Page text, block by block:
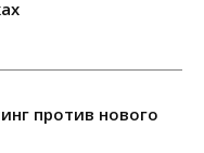
против нового